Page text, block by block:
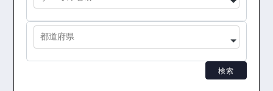
都道府県
検索